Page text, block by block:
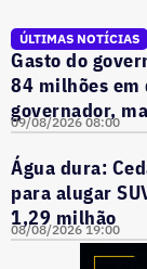
ÚLTIMAS NOTÍCIAS
Gasto do
84 milhões em
governador,
09/08/2026 08:00
Água dura:
para alugar
1,29 milhão
08/08/2026 19:00